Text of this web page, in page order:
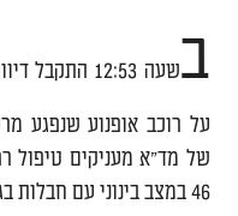
ב
על רוכב אופנוע שנפגע
של מד"א מעניקים טיפול
46 במצב בינוני עם חבלות בגפיים.